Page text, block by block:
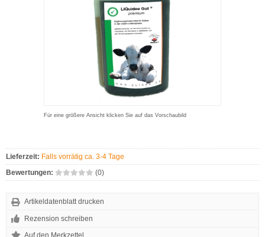
Für eine größere Ansicht klicken Sie auf das Vorschaubild
Lieferzeit: Falls vorrätig ca. 3-4 Tage
Bewertungen:
(0)
Artikeldatenblatt drucken
Rezension schreiben